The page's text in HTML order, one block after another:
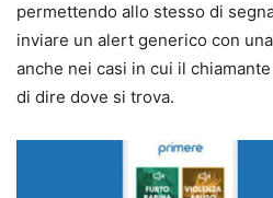
permettendo allo stesso di
inviare un alert generico con
anche nei casi in cui il
di dire dove si trova.